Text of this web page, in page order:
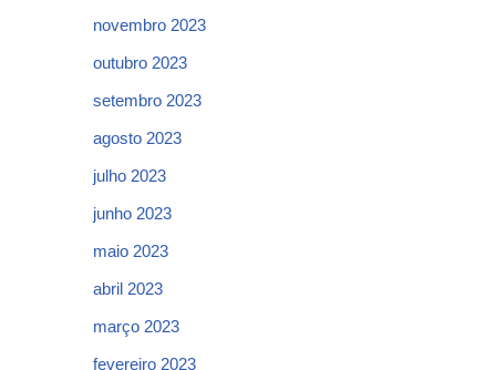
novembro 2023
outubro 2023
setembro 2023
agosto 2023
julho 2023
junho 2023
maio 2023
abril 2023
março 2023
fevereiro 2023